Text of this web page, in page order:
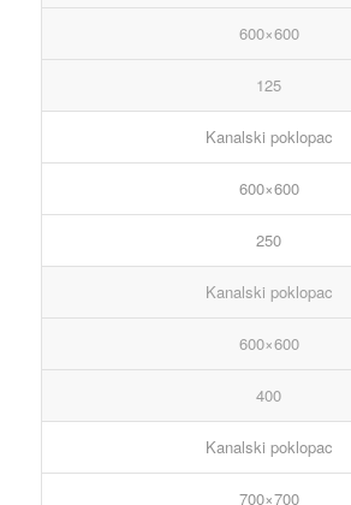
600×600
125
Kanalski poklopac
600×600
250
Kanalski poklopac
600×600
400
Kanalski poklopac
700×700